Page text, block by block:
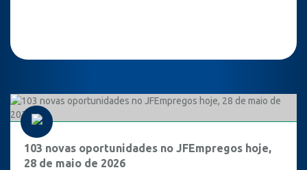
103 novas oportunidades no JFEmpregos hoje,
28 de maio de 2026